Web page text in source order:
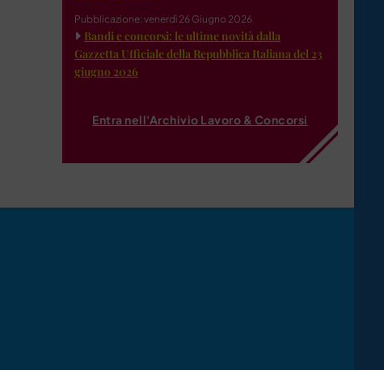
Pubblicazione: venerdì 26 Giugno 2026
Bandi e concorsi: le ultime novità dalla
Gazzetta Ufficiale della Repubblica Italiana del 23
giugno 2026
Entra nell'Archivio Lavoro & Concorsi